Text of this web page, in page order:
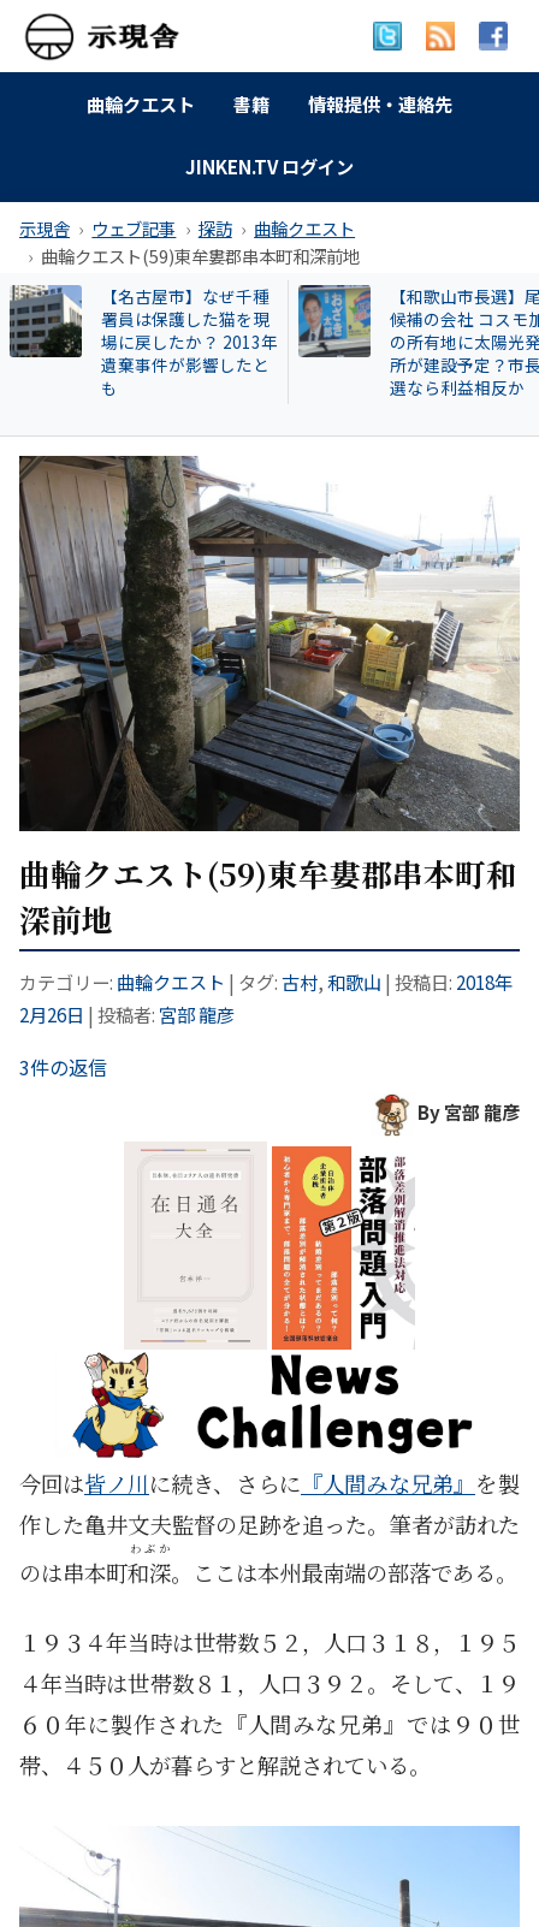
曲輪クエスト 書籍 情報提供・連絡先
JINKEN.TV ログイン
示現舎 ウェブ記事 探訪
曲輪クエスト
曲輪クエスト(59)東牟婁郡串本町和深前地
特別企画 解放同盟、行
政等が 過去に公開した
部落・同和地区リスト
【和歌山自民】世
成氏が復党で 保守
の和歌山市長選に
響 ！世耕派・尾崎
県議が有力候補へ
曲輪クエスト(59)東牟婁郡串本町和
深前地
カテゴリー: 曲輪クエスト | タグ:古村,和歌山 | 投稿日: 2018年
2月26日 | 投稿者: 宮部 龍彦
3件の返信
By 宮部 龍彦
今回は皆ノ川に続き、さらに 『人間みな兄弟』 を製
作した亀井文夫監督の足跡を追った。筆者が訪れた
のは串本町和深
わぶか
。ここは本州最南端の部落である。
１９３４年当時は世帯数５２，人口３１８，１９５
４年当時は世帯数８１，人口３９２。そして、１９
６０年に製作された『人間みな兄弟』では９０世
帯、４５０人が暮らすと解説されている。